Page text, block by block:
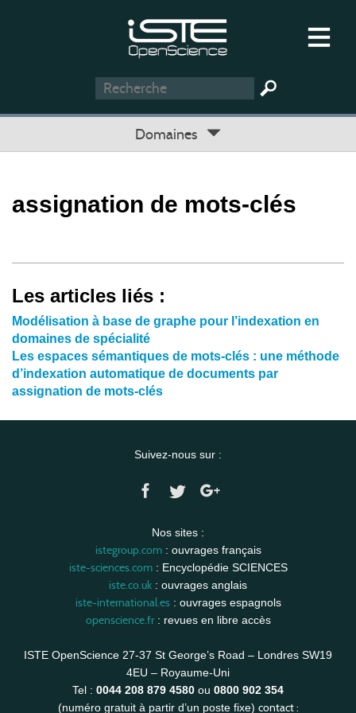
Domaines
assignation de mots-clés
Les articles liés :
Modélisation à base de graphe pour l’indexation en
domaines de spécialité
Les espaces sémantiques de mots-clés : une méthode
d’indexation automatique de documents par
assignation de mots-clés
Suivez-nous sur :
Nos sites :
istegroup.com: ouvrages français
iste-sciences.com: Encyclopédie SCIENCES
iste.co.uk : ouvrages anglais
iste-international.es: ouvrages espagnols
openscience.fr: revues en libre accès
ISTE OpenScience 27-37 St George’s Road – Londres SW19
4EU – Royaume-Uni
Tel : 0044 208 879 4580 ou 0800 902 354
(numéro gratuit à partir d’un poste fixe) contact :